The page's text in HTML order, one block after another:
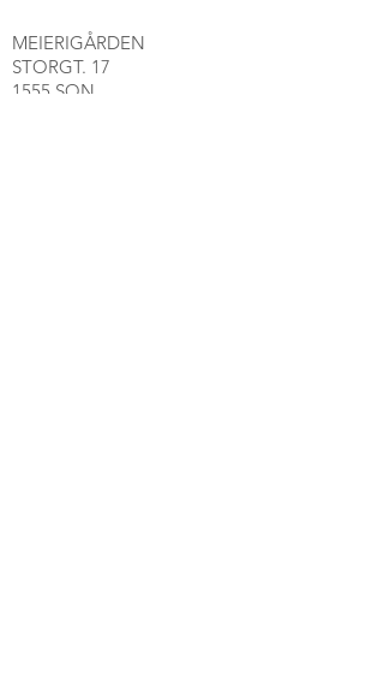
MEIERIGÅRDEN
STORGT. 17
1555 SON